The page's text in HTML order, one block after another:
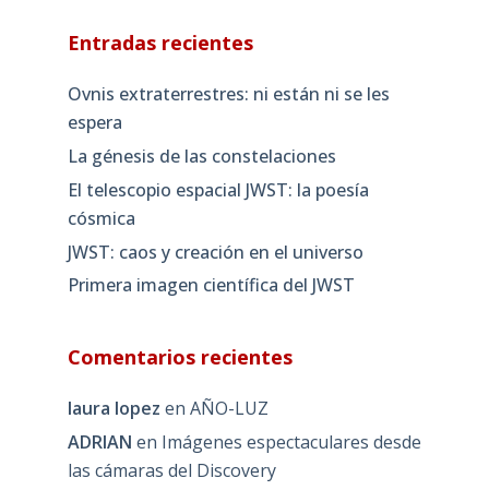
Entradas recientes
Ovnis extraterrestres: ni están ni se les
espera
La génesis de las constelaciones
El telescopio espacial JWST: la poesía
cósmica
JWST: caos y creación en el universo
Primera imagen científica del JWST
Comentarios recientes
laura lopez en AÑO-LUZ
ADRIAN en Imágenes espectaculares desde
las cámaras del Discovery